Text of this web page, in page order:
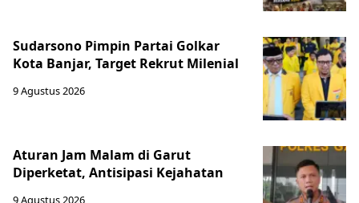
Sudarsono Pimpin Partai Golkar
Kota Banjar, Target Rekrut Milenial
9 Agustus 2026
Aturan Jam Malam di Garut
Diperketat, Antisipasi Kejahatan
9 Agustus 2026